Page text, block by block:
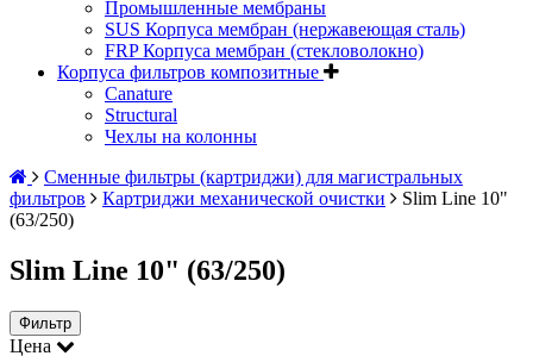
Промышленные мембраны
SUS Корпуса мембран (нержавеющая сталь)
FRP Корпуса мембран (стекловолокно)
Корпуса фильтров композитные
Canature
Structural
Чехлы на колонны
Сменные фильтры (картриджи) для магистральных
фильтров
Картриджи механической очистки
Slim Line 10"
(63/250)
Slim Line 10" (63/250)
Фильтр
Цена